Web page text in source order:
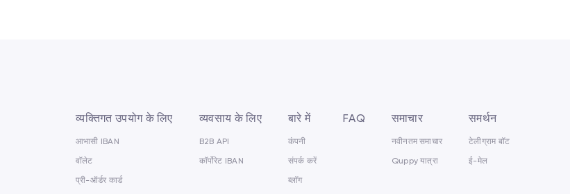
व्यक्तिगत उपयोग के लिए
आभासी IBAN
वॉलेट
प्री-ऑर्डर कार्ड
व्यवसाय के लिए
B2B API
कॉर्पोरेट IBAN
बारे में
कंपनी
संपर्क करें
ब्लॉग
FAQ समाचार
नवीनतम समाचार
Quppy यात्रा
समर्थन
टेलीग्राम बॉट
ई-मेल